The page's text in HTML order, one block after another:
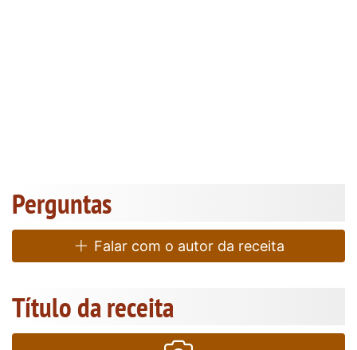
Perguntas
Falar com o autor da receita
Título da receita